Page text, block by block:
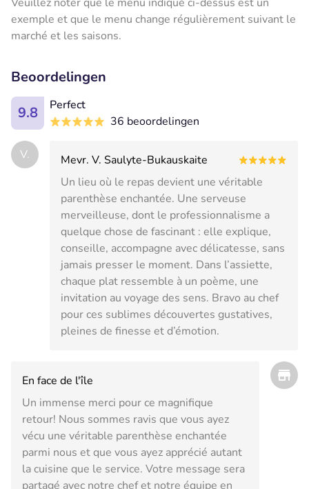
exemple et que le menu change régulièrement suivant le
marché et les saisons.
Beoordelingen
9.8
Perfect
36 beoordelingen
V.
Mevr. V. Saulyte-Bukauskaite
Un lieu où le repas devient une véritable
parenthèse enchantée. Une serveuse
merveilleuse, dont le professionnalisme a
quelque chose de fascinant : elle explique,
conseille, accompagne avec délicatesse, sans
jamais presser le moment. Dans l’assiette,
chaque plat ressemble à un poème, une
invitation au voyage des sens. Bravo au chef
pour ces sublimes découvertes gustatives,
pleines de finesse et d’émotion.
En face de l'île
Un immense merci pour ce magnifique
retour! Nous sommes ravis que vous ayez
vécu une véritable parenthèse enchantée
parmi nous et que vous ayez apprécié autant
la cuisine que le service. Votre message sera
partagé avec notre chef et notre équipe en